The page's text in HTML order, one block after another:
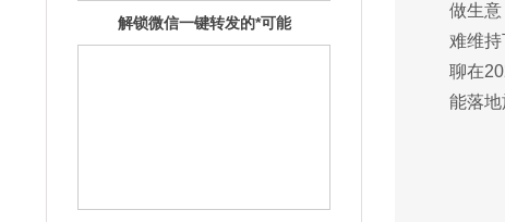
掌握微信一键转发，轻松玩转朋友
圈！
做生
难维
聊在
能落地